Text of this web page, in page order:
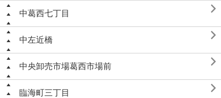
中葛西七丁目 
中左近橋 
中央卸売市場葛西市場前 
臨海町三丁目 